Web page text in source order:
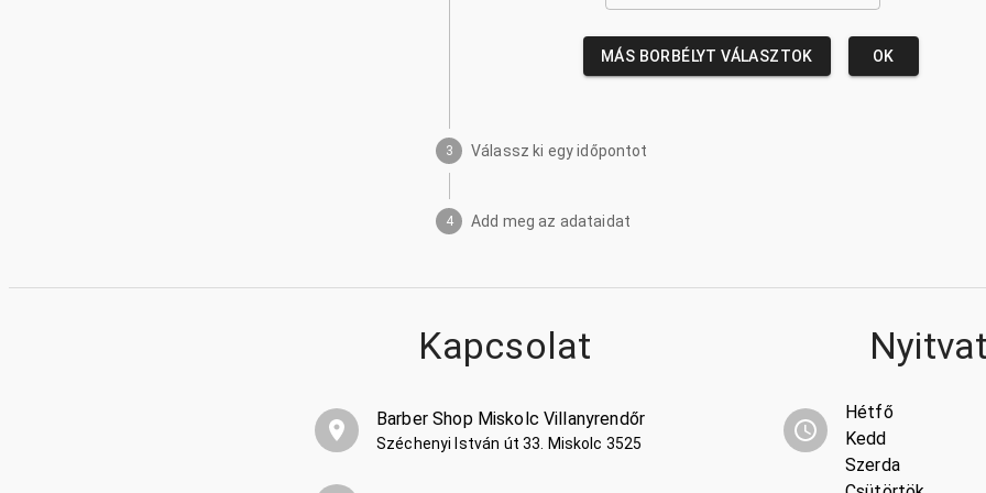
MÁS BORBÉLYT VÁLASZTOK OK
3 Válassz ki egy időpontot
4 Add meg az adataidat
Kapcsolat
Barber Shop Miskolc Villanyrendőr
Széchenyi István út 33. Miskolc 3525
Hétfő
Kedd
Szerda